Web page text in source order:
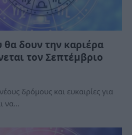
δουν την καριέρα
τον Σεπτέμβριο
δρόμους και ευκαιρίες για
να…